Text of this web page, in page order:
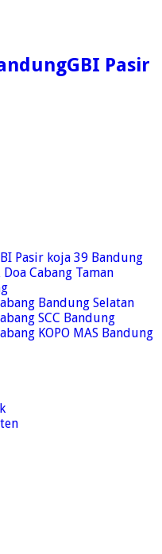
GBI Pasir
Pasir koja 39 Bandung
Cabang Taman
Bandung Selatan
SCC Bandung
KOPO MAS Bandung